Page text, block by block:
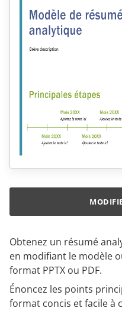
Obtenez un résumé
en modifiant le modèle
format PPTX ou PDF.
Énoncez les points
format concis et facile à